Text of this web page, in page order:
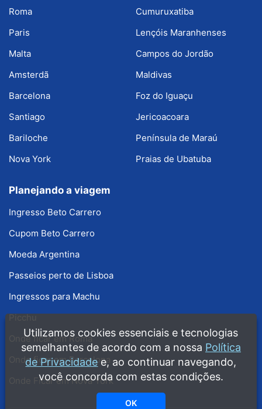
Roma
Paris
Malta
Amsterdã
Barcelona
Santiago
Bariloche
Nova York
Cumuruxatiba
Lençóis Maranhenses
Campos do Jordão
Maldivas
Foz do Iguaçu
Jericoacoara
Península de Maraú
Praias de Ubatuba
Planejando a viagem
Ingresso Beto Carrero
Cupom Beto Carrero
Moeda Argentina
Passeios perto de Lisboa
Ingressos para Machu
Onde ficar em Roma
Onde ficar em Barcelona
Onde Ficar em Nova York
Utilizamos cookies essenciais e tecnologias
semelhantes de acordo com a nossa Política
de Privacidade e, ao continuar navegando,
você concorda com estas condições.
OK